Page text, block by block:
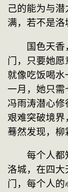
己的能为与
满，若不是洛
国色天香，
门，只要她
就像吃饭喝
一月，她只需
冯雨涛潜心
艰难突破境
蓦然发现，柳
每个人都知
洛城，在四
门，每个人的